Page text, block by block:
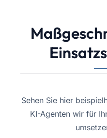
Sehen Sie hier
KI-Agenten wir für